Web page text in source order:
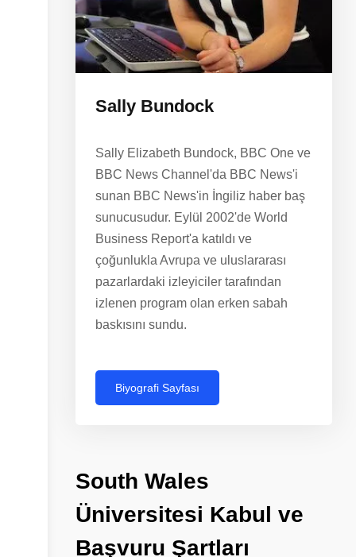
Sally Bundock
Sally Elizabeth Bundock, BBC One ve
BBC News Channel'da BBC News'i
sunan BBC News'in İngiliz haber baş
sunucusudur. Eylül 2002'de World
Business Report'a katıldı ve
çoğunlukla Avrupa ve uluslararası
pazarlardaki izleyiciler tarafından
izlenen program olan erken sabah
baskısını sundu.
Biyografi Sayfası
South Wales
Üniversitesi Kabul ve
Başvuru Şartları